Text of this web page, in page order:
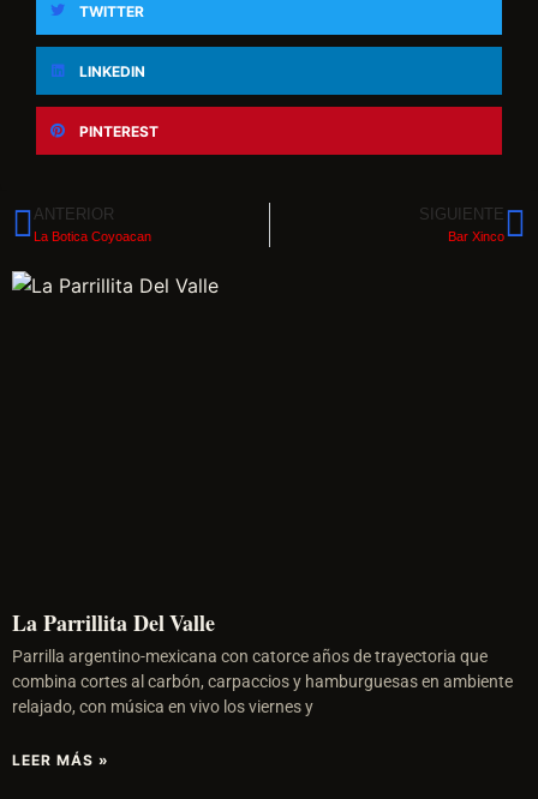
TWITTER
LINKEDIN
PINTEREST
ANTERIOR
La Botica Coyoacan
SIGUIENTE
Bar Xinco
La Parrillita Del Valle
Parrilla argentino-mexicana con catorce años de trayectoria que
combina cortes al carbón, carpaccios y hamburguesas en ambiente
relajado, con música en vivo los viernes y
LEER MÁS »